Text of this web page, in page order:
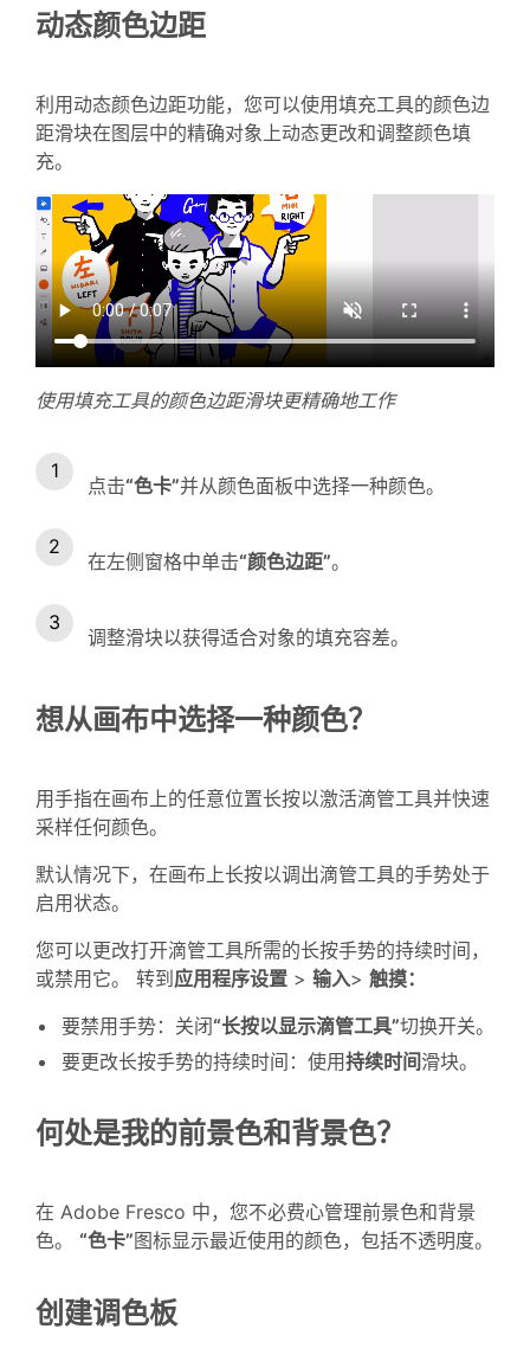
动态颜色边距
利用动态颜色边距功能，您可以使用填充工具的颜色边
距滑块在图层中的精确对象上动态更改和调整颜色填
充。
使用填充工具的颜色边距滑块更精确地工作
点击“色卡”并从颜色面板中选择一种颜色。
在左侧窗格中单击“颜色边距”。
调整滑块以获得适合对象的填充容差。
想从画布中选择一种颜色？
用手指在画布上的任意位置长按以激活滴管工具并快速
采样任何颜色。
默认情况下，在画布上长按以调出滴管工具的手势处于
启用状态。
您可以更改打开滴管工具所需的长按手势的持续时间，
或禁用它。 转到应用程序设置 > 输入> 触摸：
要禁用手势：关闭“长按以显示滴管工具”切换开关。
要更改长按手势的持续时间：使用持续时间滑块。
何处是我的前景色和背景色？
在 Adobe Fresco 中，您不必费心管理前景色和背景
色。 “色卡”图标显示最近使用的颜色，包括不透明度。
创建调色板